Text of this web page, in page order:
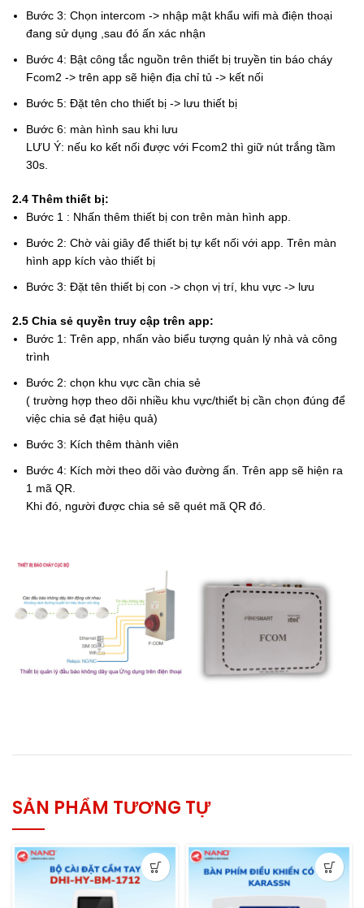
Bước 3: Chọn intercom -> nhập mật khẩu wifi mà điện thoại
đang sử dụng ,sau đó ấn xác nhận
Bước 4: Bật công tắc nguồn trên thiết bị truyền tin báo cháy
Fcom2 -> trên app sẽ hiện địa chỉ tủ -> kết nối
Bước 5: Đặt tên cho thiết bị -> lưu thiết bị
Bước 6: màn hình sau khi lưu
LƯU Ý: nếu ko kết nối được với Fcom2 thì giữ nút trắng tầm
30s.
2.4 Thêm thiết bị:
Bước 1 : Nhấn thêm thiết bị con trên màn hình app.
Bước 2: Chờ vài giây để thiết bị tự kết nối với app. Trên màn
hình app kích vào thiết bị
Bước 3: Đặt tên thiết bị con -> chọn vị trí, khu vực -> lưu
2.5 Chia sẻ quyền truy cập trên app:
Bước 1: Trên app, nhấn vào biểu tượng quản lý nhà và công
trình
Bước 2: chọn khu vực cần chia sẻ
( trường hợp theo dõi nhiều khu vực/thiết bị cần chọn đúng để
việc chia sẻ đạt hiệu quả)
Bước 3: Kích thêm thành viên
Bước 4: Kích mời theo dõi vào đường ấn. Trên app sẽ hiện ra
1 mã QR.
Khi đó, người được chia sẻ sẽ quét mã QR đó.
SẢN PHẨM TƯƠNG TỰ